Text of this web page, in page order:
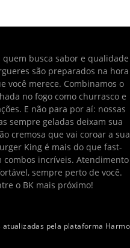
busca sabor e qualidade
são preparados na hora
você merece. Combinamos o
no fogo como churrasco e
E não para por aí: nossas
sempre geladas deixam sua
cremosa que vai coroar a sua
King é mais do que fast-
combos incríveis. Atendimento
sempre perto de você.
o BK mais próximo!
atualizadas pela plataforma Harmo